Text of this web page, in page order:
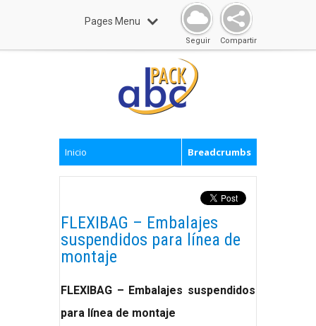
Pages Menu
Compartir
Seguir
Inicio Breadcrumbs
FLEXIBAG – Embalajes
suspendidos para línea de
montaje
FLEXIBAG – Embalajes suspendidos
para línea de montaje